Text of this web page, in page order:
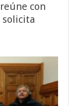
con
solicita